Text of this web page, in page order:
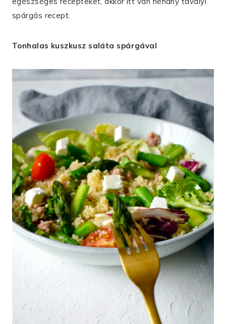
spárgás recept.
Tonhalas kuszkusz saláta spárgával